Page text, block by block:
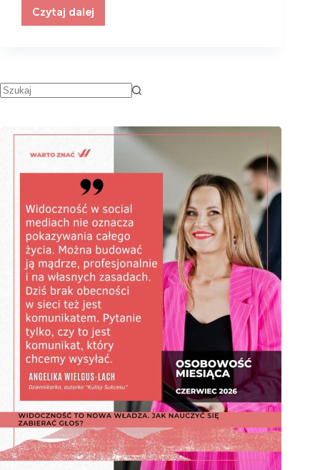
Czytaj dalej
Jak
i
średnich